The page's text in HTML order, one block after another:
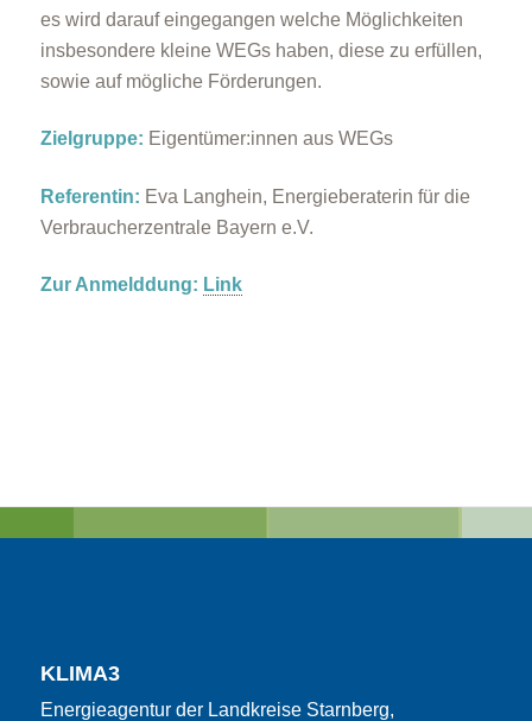
es wird darauf eingegangen welche Möglichkeiten
insbesondere kleine WEGs haben, diese zu erfüllen,
sowie auf mögliche Förderungen.
Zielgruppe: Eigentümer:innen aus WEGs
Referentin: Eva Langhein, Energieberaterin für die
Verbraucherzentrale Bayern e.V.
Zur Anmelddung: Link
KLIMA3
Energieagentur der Landkreise Starnberg,